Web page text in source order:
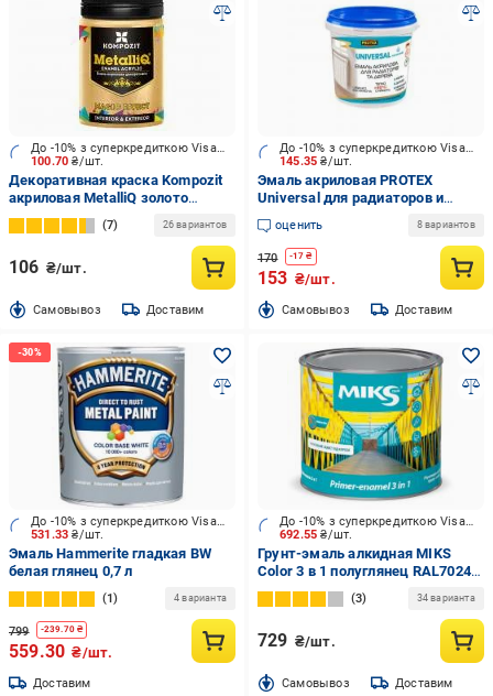
100.70₴/шт.
До -10% з суперкредиткою Visa Вигода
Декоративная краска Kompozit
акриловая MetalliQ золото
0,07 кг
7 26 вариантов
106 ₴/шт.
Cамовывоз Доставим
145.35₴/шт.
До -10% з суперкредиткою Visa Вигода
Эмаль акриловая PROTEX
Universal для радиаторов и
дерева полумат Белая 0,3 л
оценить 8 вариантов
170 -17 ₴
153 ₴/шт.
Cамовывоз Доставим
531.33₴/шт.
До -10% з суперкредиткою Visa Вигода
Эмаль Hammerite гладкая BW
белая глянец 0,7 л
1 4 варианта
799 -239.70 ₴
559.30 ₴/шт.
Доставим
692.55₴/шт.
До -10% з суперкредиткою Visa Вигода
Грунт-эмаль алкидная MIKS
Color 3 в 1 полуглянец RAL7024
графитно-серая 2,3 кг
3 34 варианта
729 ₴/шт.
Cамовывоз Доставим